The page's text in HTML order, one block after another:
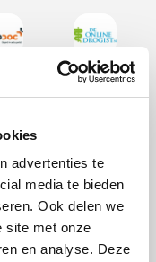
advertenties te
media te bieden
Ook delen we
site met onze
en analyse. Deze
De Online Drogist
Adidas